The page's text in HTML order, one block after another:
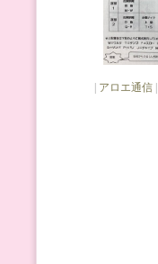
アロエ通信